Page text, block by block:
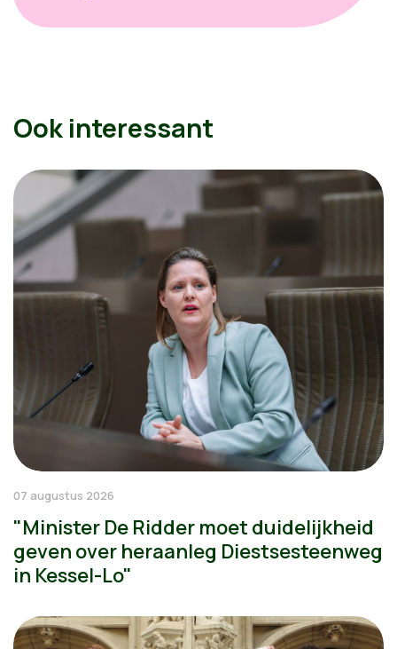
Ook interessant
07 augustus 2026
"Minister De Ridder moet duidelijkheid
geven over heraanleg Diestsesteenweg
in Kessel-Lo"